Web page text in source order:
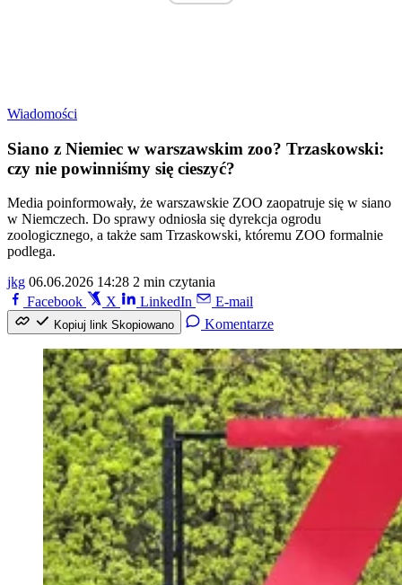
Wiadomości
Siano z Niemiec w warszawskim zoo? Trzaskowski:
czy nie powinniśmy się cieszyć?
Media poinformowały, że warszawskie ZOO zaopatruje się w siano
w Niemczech. Do sprawy odniosła się dyrekcja ogrodu
zoologicznego, a także sam Trzaskowski, któremu ZOO formalnie
podlega.
jkg 06.06.2026 14:28 2 min czytania
Facebook
X LinkedIn E-mail
Kopiuj link Skopiowano Komentarze